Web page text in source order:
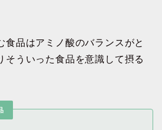
食品はアミノ酸のバランスがと
そういった食品を意識して摂る